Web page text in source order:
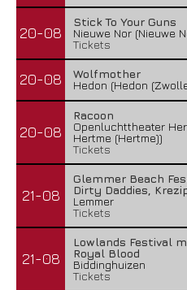
20-08
Stick To Your Guns
Nieuwe Nor (Nieuwe
Tickets
20-08
Wolfmother
Hedon (Hedon
20-08
Racoon
Openluchttheater
Hertme (Hertme))
Tickets
21-08
Glemmer Beach
Dirty Daddies,
Lemmer
Tickets
21-08
Lowlands Festival
Royal Blood
Biddinghuizen
Tickets